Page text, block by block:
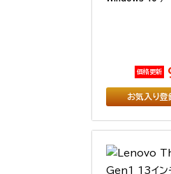
価格更新
お気入り登